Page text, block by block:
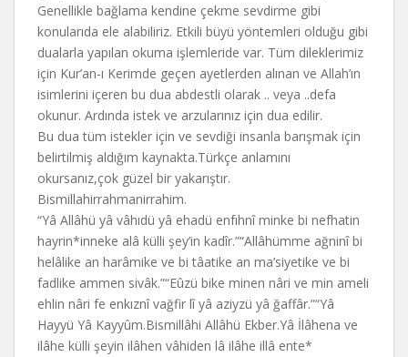
Genellikle bağlama kendine çekme sevdirme gibi
konularıda ele alabiliriz. Etkili büyü yöntemleri olduğu gibi
dualarla yapılan okuma işlemleride var. Tüm dileklerimiz
için Kur’an-ı Kerimde geçen ayetlerden alınan ve Allah’ın
isimlerini içeren bu dua abdestli olarak .. veya ..defa
okunur. Ardında istek ve arzularınız için dua edilir.
Bu dua tüm istekler için ve sevdiği insanla barışmak için
belirtilmiş aldığım kaynakta.Türkçe anlamını
okursanız,çok güzel bir yakarıştır.
Bismillahirrahmanirrahim.
“Yâ Allâhü yâ vâhıdü yâ ehadü enfıhnî minke bi nefhatin
hayrin*inneke alâ külli şey’in kadîr.”“Allâhümme ağninî bi
helâlike an harâmike ve bi tâatike an ma’siyetike ve bi
fadlike ammen sivâk.”“Eûzü bike minen nâri ve min ameli
ehlin nâri fe enkıznî vağfir lî yâ aziyzü yâ ğaffâr.”“Yâ
Hayyü Yâ Kayyûm.Bismillâhi Allâhü Ekber.Yâ İlâhena ve
ilâhe külli şeyin ilâhen vâhiden lâ ilâhe illâ ente*